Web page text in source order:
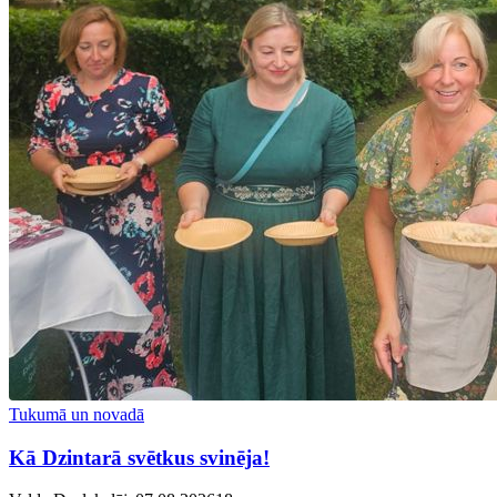
Tukumā un novadā
Kā Dzintarā svētkus svinēja!